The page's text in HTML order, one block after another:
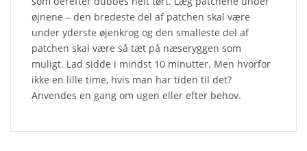
øjnene – den bredeste del af patchen skal være
under yderste øjenkrog og den smalleste del af
patchen skal være så tæt på næseryggen som
muligt. Lad sidde i mindst 10 minutter. Men hvorfor
ikke en lille time, hvis man har tiden til det?
Anvendes en gang om ugen eller efter behov.